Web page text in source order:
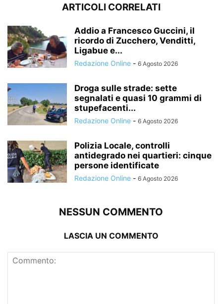
ARTICOLI CORRELATI
Addio a Francesco Guccini, il
ricordo di Zucchero, Venditti,
Ligabue e...
Redazione Online - 6 Agosto 2026
Droga sulle strade: sette
segnalati e quasi 10 grammi di
stupefacenti...
Redazione Online - 6 Agosto 2026
Polizia Locale, controlli
antidegrado nei quartieri: cinque
persone identificate
Redazione Online - 6 Agosto 2026
NESSUN COMMENTO
LASCIA UN COMMENTO